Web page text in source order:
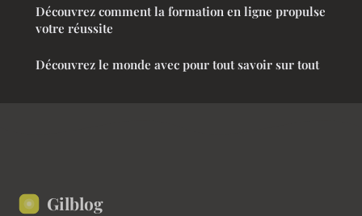
Découvrez comment la formation en ligne propulse
votre réussite
Découvrez le monde avec pour tout savoir sur tout
Gilblog